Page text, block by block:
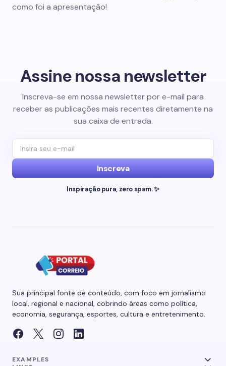
como foi a apresentação!
Assine nossa newsletter
Inscreva-se em nossa newsletter por e-mail para
receber as publicações mais recentes diretamente na
sua caixa de entrada.
Inscreva
Inspiração pura, zero spam. ✨
Sua principal fonte de conteúdo, com foco em jornalismo
local, regional e nacional, cobrindo áreas como política,
economia, segurança, esportes, cultura e entretenimento.
EXAMPLES